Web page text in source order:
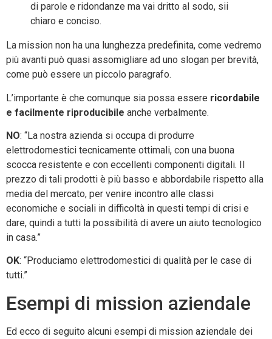
di parole e ridondanze ma vai dritto al sodo, sii
chiaro e conciso.
La mission non ha una lunghezza predefinita, come vedremo
più avanti può quasi assomigliare ad uno slogan per brevità,
come può essere un piccolo paragrafo.
L’importante è che comunque sia possa essere ricordabile
e facilmente riproducibile anche verbalmente.
NO: “La nostra azienda si occupa di produrre
elettrodomestici tecnicamente ottimali, con una buona
scocca resistente e con eccellenti componenti digitali. Il
prezzo di tali prodotti è più basso e abbordabile rispetto alla
media del mercato, per venire incontro alle classi
economiche e sociali in difficoltà in questi tempi di crisi e
dare, quindi a tutti la possibilità di avere un aiuto tecnologico
in casa.”
OK: “Produciamo elettrodomestici di qualità per le case di
tutti.”
Esempi di mission aziendale
Ed ecco di seguito alcuni esempi di mission aziendale dei